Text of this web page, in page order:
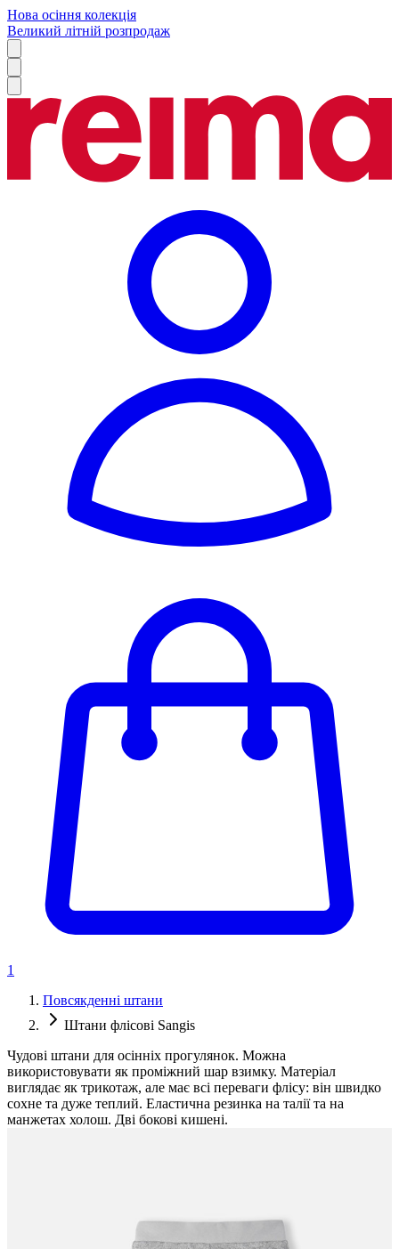
Нова осіння колекція
Великий літній розпродаж
1
Повсякденні штани
Штани флісові Sangis
Чудові штани для осінніх прогулянок. Можна
використовувати як проміжний шар взимку. Матеріал
виглядає як трикотаж, але має всі переваги флісу: він швидко
сохне та дуже теплий. Еластична резинка на талії та на
манжетах холош. Дві бокові кишені.